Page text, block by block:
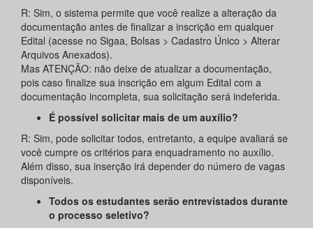
R: Sim, o sistema permite que você realize a alteração da
documentação antes de finalizar a inscrição em qualquer
Edital (acesse no Sigaa, Bolsas > Cadastro Único > Alterar
Arquivos Anexados).
Mas ATENÇÃO: não deixe de atualizar a documentação,
pois caso finalize sua inscrição em algum Edital com a
documentação incompleta, sua solicitação será indeferida.
É possível solicitar mais de um auxílio?
R: Sim, pode solicitar todos, entretanto, a equipe avaliará se
você cumpre os critérios para enquadramento no auxílio.
Além disso, sua inserção irá depender do número de vagas
disponíveis.
Todos os estudantes serão entrevistados durante
o processo seletivo?